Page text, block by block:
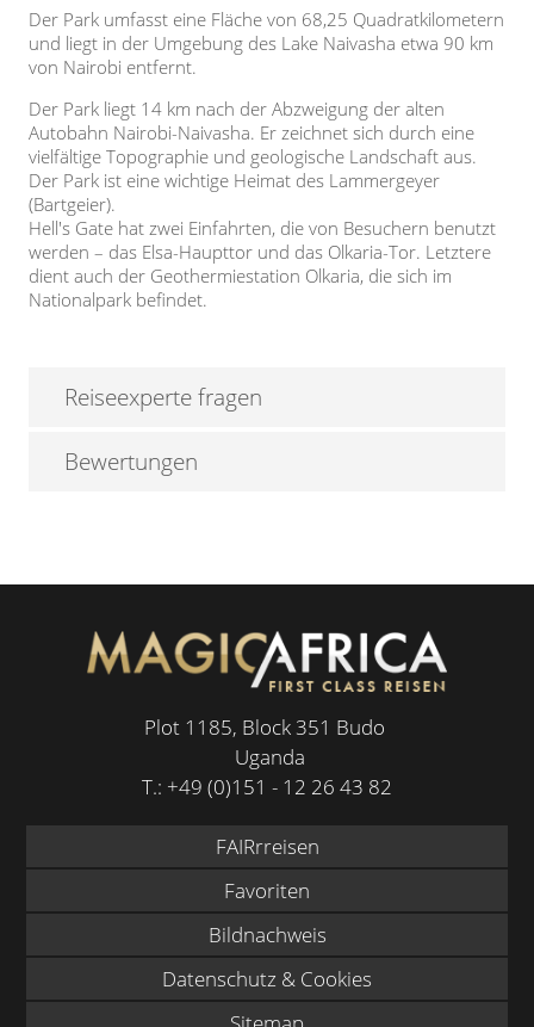
Der Park umfasst eine Fläche von 68,25 Quadratkilometern
und liegt in der Umgebung des Lake Naivasha etwa 90 km
von Nairobi entfernt.
Der Park liegt 14 km nach der Abzweigung der alten
Autobahn Nairobi-Naivasha. Er zeichnet sich durch eine
vielfältige Topographie und geologische Landschaft aus.
Der Park ist eine wichtige Heimat des Lammergeyer
(Bartgeier).
Hell's Gate hat zwei Einfahrten, die von Besuchern benutzt
werden – das Elsa-Haupttor und das Olkaria-Tor. Letztere
dient auch der Geothermiestation Olkaria, die sich im
Nationalpark befindet.
Reiseexperte fragen
Bewertungen
Plot 1185, Block 351 Budo
Uganda
T.: +49 (0)151 - 12 26 43 82
FAIRrreisen
Favoriten
Bildnachweis
Datenschutz & Cookies